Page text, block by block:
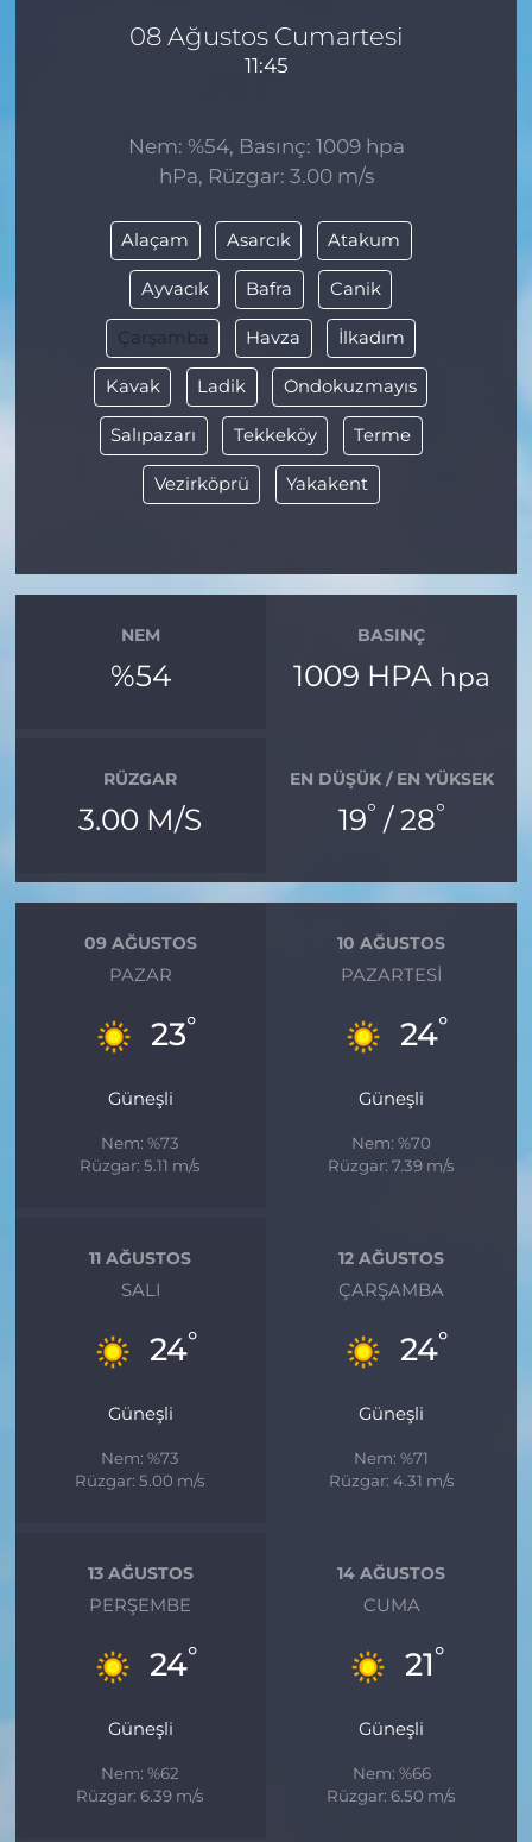
08 Ağustos Cumartesi
11:45
Nem: %54, Basınç: 1009 hpa
hPa, Rüzgar: 3.00 m/s
Alaçam Asarcık Atakum
Ayvacık Bafra Canik
Çarşamba Havza İlkadım
Kavak Ladik Ondokuzmayıs
Salıpazarı Tekkeköy Terme
Vezirköprü Yakakent
NEM
%54
BASINÇ
1009 HPA hpa
RÜZGAR
3.00 M/S
EN DÜŞÜK / EN YÜKSEK
19° / 28°
09 AĞUSTOS
PAZAR
23°
Güneşli
Nem: %73
Rüzgar: 5.11 m/s
10 AĞUSTOS
PAZARTESI
24°
Güneşli
Nem: %70
Rüzgar: 7.39 m/s
11 AĞUSTOS
SALI
24°
Güneşli
Nem: %73
Rüzgar: 5.00 m/s
12 AĞUSTOS
ÇARŞAMBA
24°
Güneşli
Nem: %71
Rüzgar: 4.31 m/s
13 AĞUSTOS
PERŞEMBE
24°
Güneşli
Nem: %62
Rüzgar: 6.39 m/s
14 AĞUSTOS
CUMA
21°
Güneşli
Nem: %66
Rüzgar: 6.50 m/s